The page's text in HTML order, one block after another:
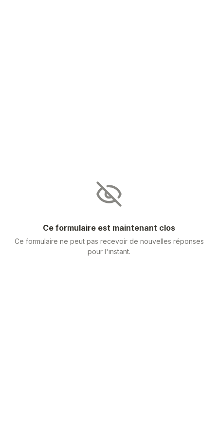
Ce formulaire est maintenant clos
Ce formulaire ne peut pas recevoir de nouvelles réponses
pour l'instant.